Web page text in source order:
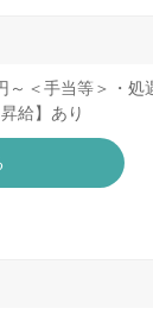
＜手当等＞・処
給】あり